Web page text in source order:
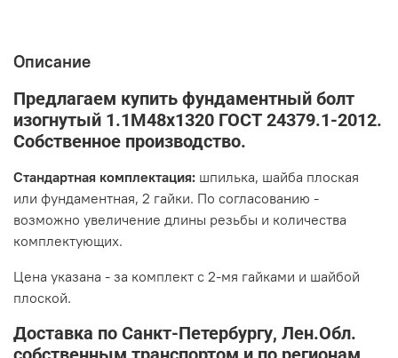
Описание
Предлагаем купить фундаментный болт
изогнутый 1.1М48х1320 ГОСТ 24379.1-2012.
Собственное производство.
Стандартная комплектация: шпилька, шайба плоская
или фундаментная, 2 гайки. По согласованию -
возможно увеличение длины резьбы и количества
комплектующих.
Цена указана - за комплект с 2-мя гайками и шайбой
плоской.
Доставка по Санкт-Петербургу, Лен.Обл.